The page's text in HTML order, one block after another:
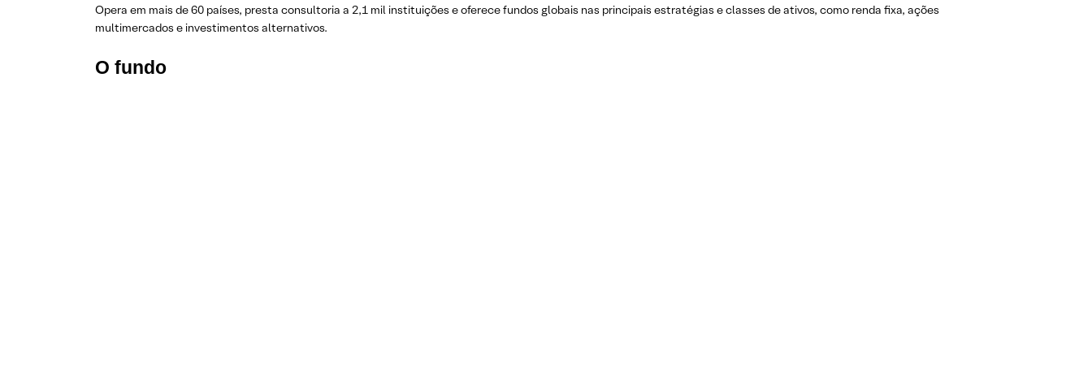
Opera em mais de 60 países, presta consultoria a 2,1 mil instituições e oferece fundos globais nas principais estratégias e classes de ativos, como renda fixa, ações
multimercados e investimentos alternativos.
O fundo